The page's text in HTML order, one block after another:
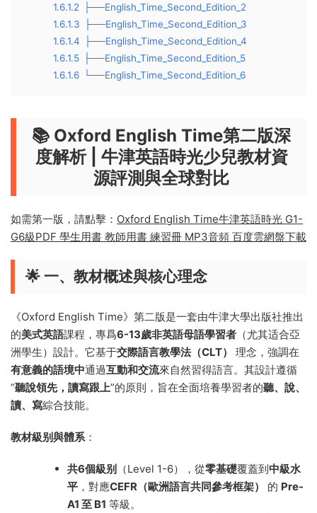
1.6.1.2
├──English_Time_Second_Edition_2
1.6.1.3
├──English_Time_Second_Edition_3
1.6.1.4
├──English_Time_Second_Edition_4
1.6.1.5
├──English_Time_Second_Edition_5
1.6.1.6
└──English_Time_Second_Edition_6
📚 Oxford English Time第二版深
度解析 | 牛津英語時光少兒教材資
源評測與全球對比
如需第一版，請點擊： Oxford English Time牛津英語時光 G1-
G6級PDF 學生用書 教師用書 練習冊 MP3音頻 百度雲網盤下載
🌟 一、教材概述與核心理念
《Oxford English Time》第二版是一套由牛津大學出版社推出
的美式英語課程，專爲6-13歲非英語母語學習者 （尤其适合亞
洲學生）設計。它基于交際語言教學法（CLT）
理念，強調在
有意義的語境中通過互動和交流來自然習得語言。其設計遵循
“聽說領先，讀寫跟上”的原則，旨在全面培養學習者的聽、說、
讀、寫綜合技能。
教材級别與體系：
共6個級别 （Level 1-6），從零基礎覆蓋到中級水
平 ，對應CEFR（歐洲語言共同參考框架） 的 Pre-
A1 至 B1 等級。